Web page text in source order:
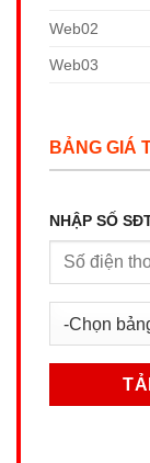
Web02
Web03
BẢNG GIÁ
NHẬP SỐ